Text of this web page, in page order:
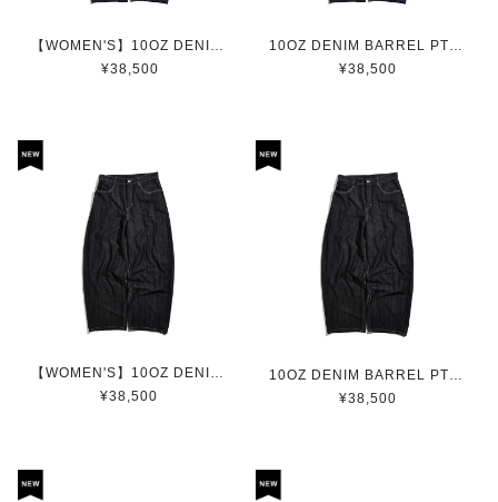
【WOMEN'S】10OZ DENIM BARREL PT / 10ozデニムバレルパンツ(NAVY)
¥38,500
10OZ DENIM BARREL PT / 10ozデニムバレルパンツ(NAVY)
¥38,500
【WOMEN'S】10OZ DENIM BARREL PT / 10ozデニムバレルパンツ(BLACK)
¥38,500
10OZ DENIM BARREL PT / 10ozデニムバレルパンツ(BLACK)
¥38,500